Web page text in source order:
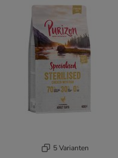
5 Varianten